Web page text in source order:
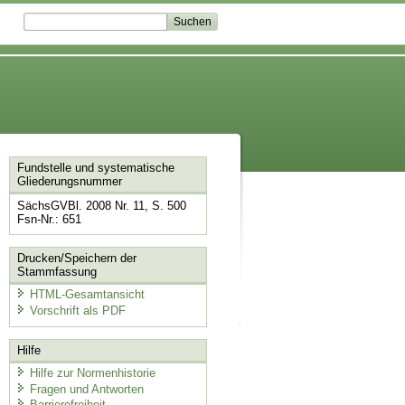
Fundstelle und systematische
Gliederungsnummer
SächsGVBl. 2008 Nr. 11, S. 500
Fsn-Nr.: 651
Drucken/Speichern der
Stammfassung
HTML-Gesamtansicht
Vorschrift als PDF
Hilfe
Hilfe zur Normenhistorie
Fragen und Antworten